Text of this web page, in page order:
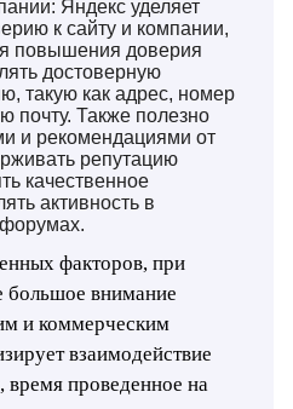
Яндекс уделяет
к сайту и компании,
повышения доверия
достоверную
такую как адрес, номер
почту. Также полезно
и рекомендациями от
репутацию
качественное
активность в
факторов, при
большое внимание
и коммерческим
взаимодействие
время проведенное на